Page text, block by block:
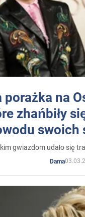
porażka na
zhańbiły
gwiazdom udało się
Dama